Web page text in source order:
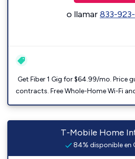
o llamar833-
Get Fiber 1 Gig for $64.99/mo. Price
contracts. Free Whole-Home Wi-Fi
T-Mobile Home
84% disponible en